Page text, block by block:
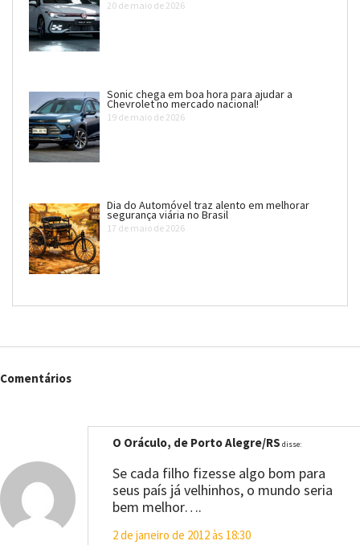
20 de maio de 2026
Sonic chega em boa hora para ajudar a
Chevrolet no mercado nacional!
19 de maio de 2026
Dia do Automóvel traz alento em melhorar
segurança viária no Brasil
17 de maio de 2026
Comentários
O Oráculo, de Porto Alegre/RS disse:
Se cada filho fizesse algo bom para
seus país já velhinhos, o mundo seria
bem melhor….
2 de janeiro de 2012 às 18:30